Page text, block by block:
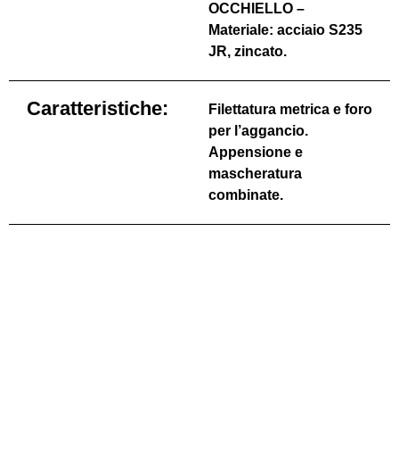
OCCHIELLO –
Materiale: acciaio S235
JR, zincato.
Caratteristiche:
Filettatura metrica e foro
per l’aggancio.
Appensione e
mascheratura
combinate.